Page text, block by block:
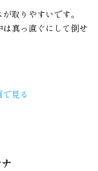
取りやすいです。
真っ直ぐにして倒せ
見る